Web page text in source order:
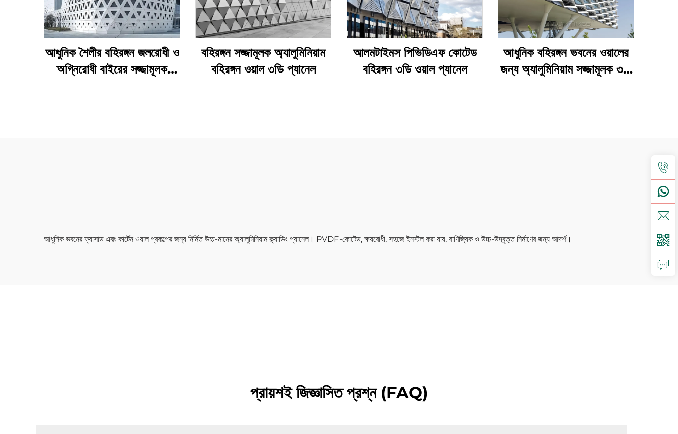
আধুনিক শৈলীর বহিরঙ্গন জলরোধী ও
অগ্নিরোধী বাইরের সজ্জামূলক
বহিরঙ্গন সজ্জামূলক অ্যালুমিনিয়াম
বহিরঙ্গন ওয়াল ৩ডি প্যানেল
আলমটাইমস পিভিডিএফ কোটেড
বহিরঙ্গন ৩ডি ওয়াল প্যানেল
আধুনিক বহিরঙ্গন ভবনের ওয়ালের
জন্য অ্যালুমিনিয়াম সজ্জামূলক ৩ডি
আধুনিক ভবনের ফ্যাসাড এবং কার্টেন ওয়াল প্রকল্পের জন্য নির্মিত উচ্চ-মানের অ্যালুমিনিয়াম ক্ল্যাডিং প্যানেল। PVDF-কোটেড, ক্ষয়রোধী, সহজে ইনস্টল করা যায়, বাণিজ্যিক ও উচ্চ-উদ্বৃত্ত নির্মাণের জন্য আদর্শ।
প্রায়শই জিজ্ঞাসিত প্রশ্ন (FAQ)